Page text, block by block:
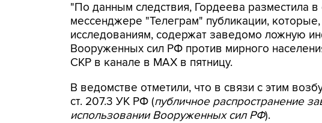
"По данным следствия, Гордеева разместила
мессенджере "Телеграм" публикации, которые,
исследованиям, содержат заведомо ложную
Вооруженных сил РФ против мирного
СКР в канале в MAX в пятницу.
В ведомстве отметили, что в связи с этим
ст. 207.3 УК РФ (публичное распространение
использовании Вооруженных сил РФ).